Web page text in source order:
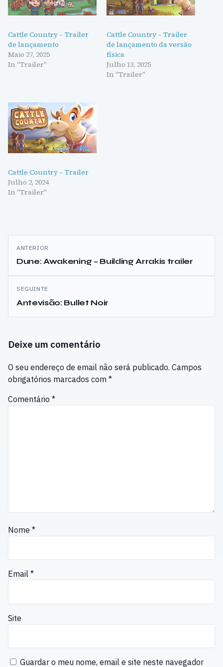
Cattle Country – Trailer
de lançamento
Maio 27, 2025
In "Trailer"
Cattle Country – Trailer
de lançamento da versão
física
Julho 13, 2025
In "Trailer"
Cattle Country – Trailer
Julho 2, 2024
In "Trailer"
Navegação
de
artigos
ANTERIOR
Dune: Awakening – Building Arrakis trailer
SEGUINTE
Antevisão: Bullet Noir
Deixe um comentário
O seu endereço de email não será publicado. Campos
obrigatórios marcados com *
Comentário *
Nome *
Email *
Site
Guardar o meu nome, email e site neste navegador